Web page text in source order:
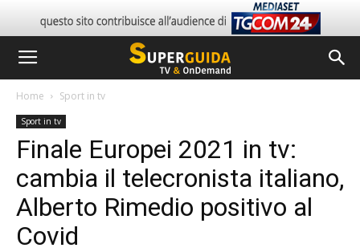
Home Sport in tv
Sport in tv
Finale Europei 2021 in tv:
cambia il telecronista italiano,
Alberto Rimedio positivo al
Covid